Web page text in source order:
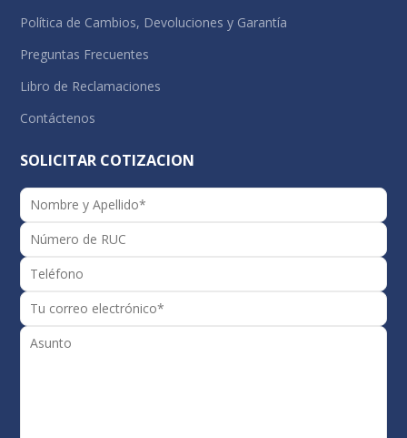
Política de Cambios, Devoluciones y Garantía
Preguntas Frecuentes
Libro de Reclamaciones
Contáctenos
SOLICITAR COTIZACION